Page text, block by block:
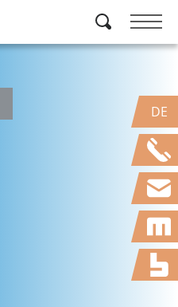
DE